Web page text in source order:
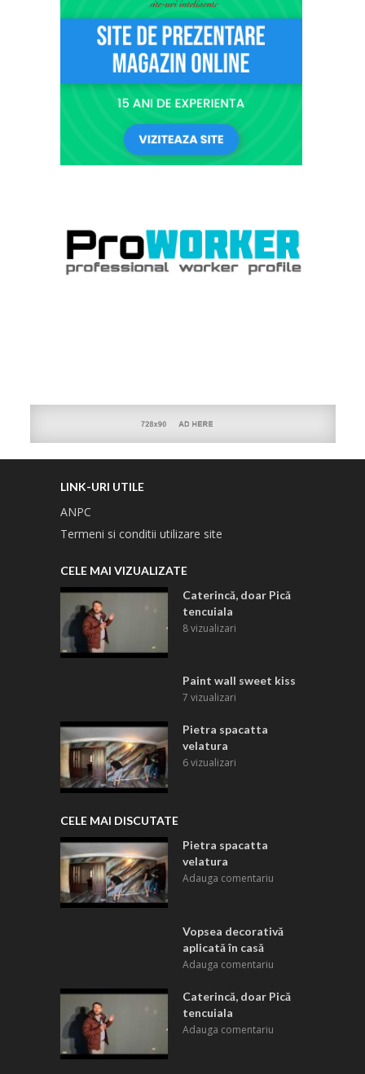
LINK-URI UTILE
ANPC
Termeni si conditii utilizare site
CELE MAI VIZUALIZATE
Caterincă, doar Pică
tencuiala
8 vizualizari
Paint wall sweet kiss
7 vizualizari
Pietra spacatta
velatura
6 vizualizari
CELE MAI DISCUTATE
Pietra spacatta
velatura
Adauga comentariu
Vopsea decorativă
aplicată în casă
Adauga comentariu
Caterincă, doar Pică
tencuiala
Adauga comentariu